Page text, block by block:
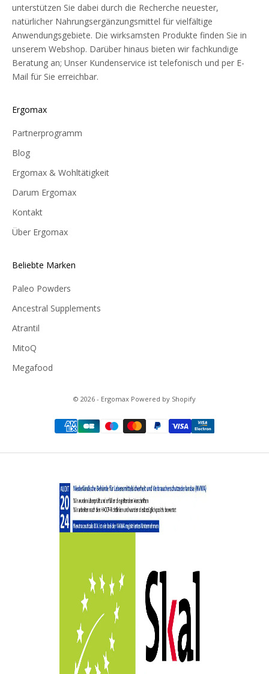
unterstützen Sie dabei durch die Recherche neuester,
natürlicher Nahrungsergänzungsmittel für vielfältige
Anwendungsgebiete. Die wirksamsten Produkte finden Sie in
unserem Webshop. Darüber hinaus bieten wir fachkundige
Beratung an; Unser Kundenservice ist telefonisch und per E-
Mail für Sie erreichbar.
Ergomax
Partnerprogramm
Blog
Ergomax & Wohltätigkeit
Darum Ergomax
Kontakt
Über Ergomax
Beliebte Marken
Paleo Powders
Ancestral Supplements
Atrantil
MitoQ
Megafood
© 2026 - Ergomax Powered by Shopify